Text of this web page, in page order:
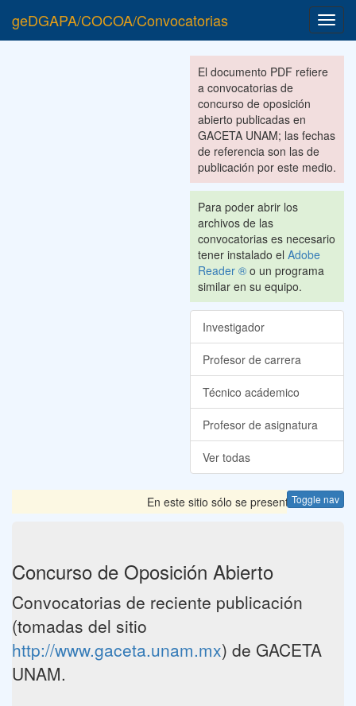
geDGAPA/COCOA/Convocatorias
El documento PDF refiere
a convocatorias de
concurso de oposición
abierto publicadas en
GACETA UNAM; las fechas
de referencia son las de
publicación por este medio.
Para poder abrir los
archivos de las
convocatorias es necesario
tener instalado el Adobe
Reader ® o un programa
similar en su equipo.
Investigador
Profesor de carrera
Técnico acádemico
Profesor de asignatura
Ver todas
Toggle nav
En este sitio sólo se presentan las
Concurso de Oposición Abierto
Convocatorias de reciente publicación
(tomadas del sitio
http://www.gaceta.unam.mx) de GACETA
UNAM.